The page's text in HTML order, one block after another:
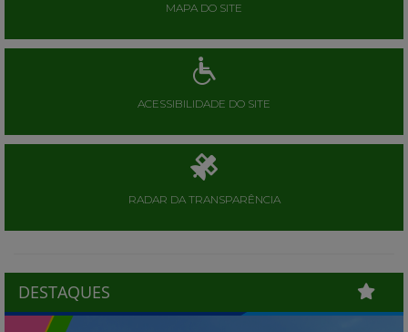
MAPA DO SITE
ACESSIBILIDADE DO SITE
RADAR DA TRANSPARÊNCIA
DESTAQUES